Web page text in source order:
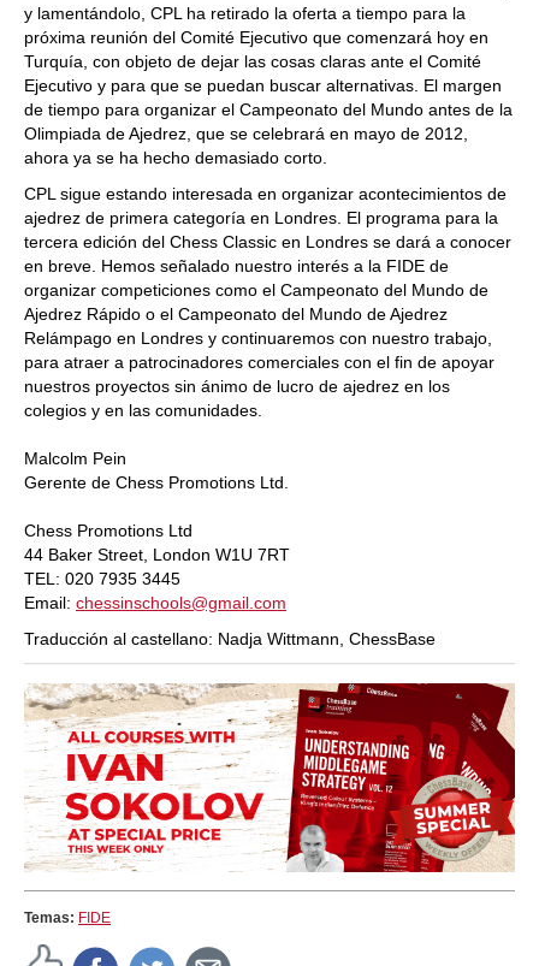
y lamentándolo, CPL ha retirado la oferta a tiempo para la
próxima reunión del Comité Ejecutivo que comenzará hoy en
Turquía, con objeto de dejar las cosas claras ante el Comité
Ejecutivo y para que se puedan buscar alternativas. El margen
de tiempo para organizar el Campeonato del Mundo antes de la
Olimpiada de Ajedrez, que se celebrará en mayo de 2012,
ahora ya se ha hecho demasiado corto.
CPL sigue estando interesada en organizar acontecimientos de
ajedrez de primera categoría en Londres. El programa para la
tercera edición del Chess Classic en Londres se dará a conocer
en breve. Hemos señalado nuestro interés a la FIDE de
organizar competiciones como el Campeonato del Mundo de
Ajedrez Rápido o el Campeonato del Mundo de Ajedrez
Relámpago en Londres y continuaremos con nuestro trabajo,
para atraer a patrocinadores comerciales con el fin de apoyar
nuestros proyectos sin ánimo de lucro de ajedrez en los
colegios y en las comunidades.
Malcolm Pein
Gerente de Chess Promotions Ltd.
Chess Promotions Ltd
44 Baker Street, London W1U 7RT
TEL: 020 7935 3445
Email: chessinschools@gmail.com
Traducción al castellano: Nadja Wittmann, ChessBase
Temas: FIDE